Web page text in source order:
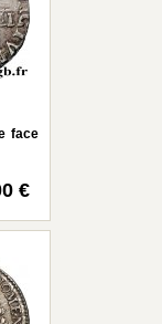
face
€